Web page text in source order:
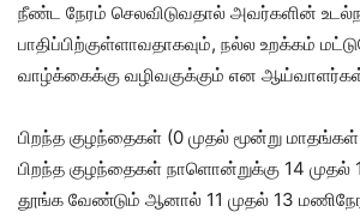
நீண்ட நேரம் செலவிடுவதால் அவர்களின்
பாதிப்பிற்குள்ளாவதாகவும், நல்ல உறக்கம்
வாழ்க்கைக்கு வழிவகுக்கும் என
பிறந்த குழந்தைகள் (0 முதல் மூன்று மாதங்கள்
பிறந்த குழந்தைகள் நாளொன்றுக்கு 14
தூங்க வேண்டும் ஆனால் 11 முதல் 13